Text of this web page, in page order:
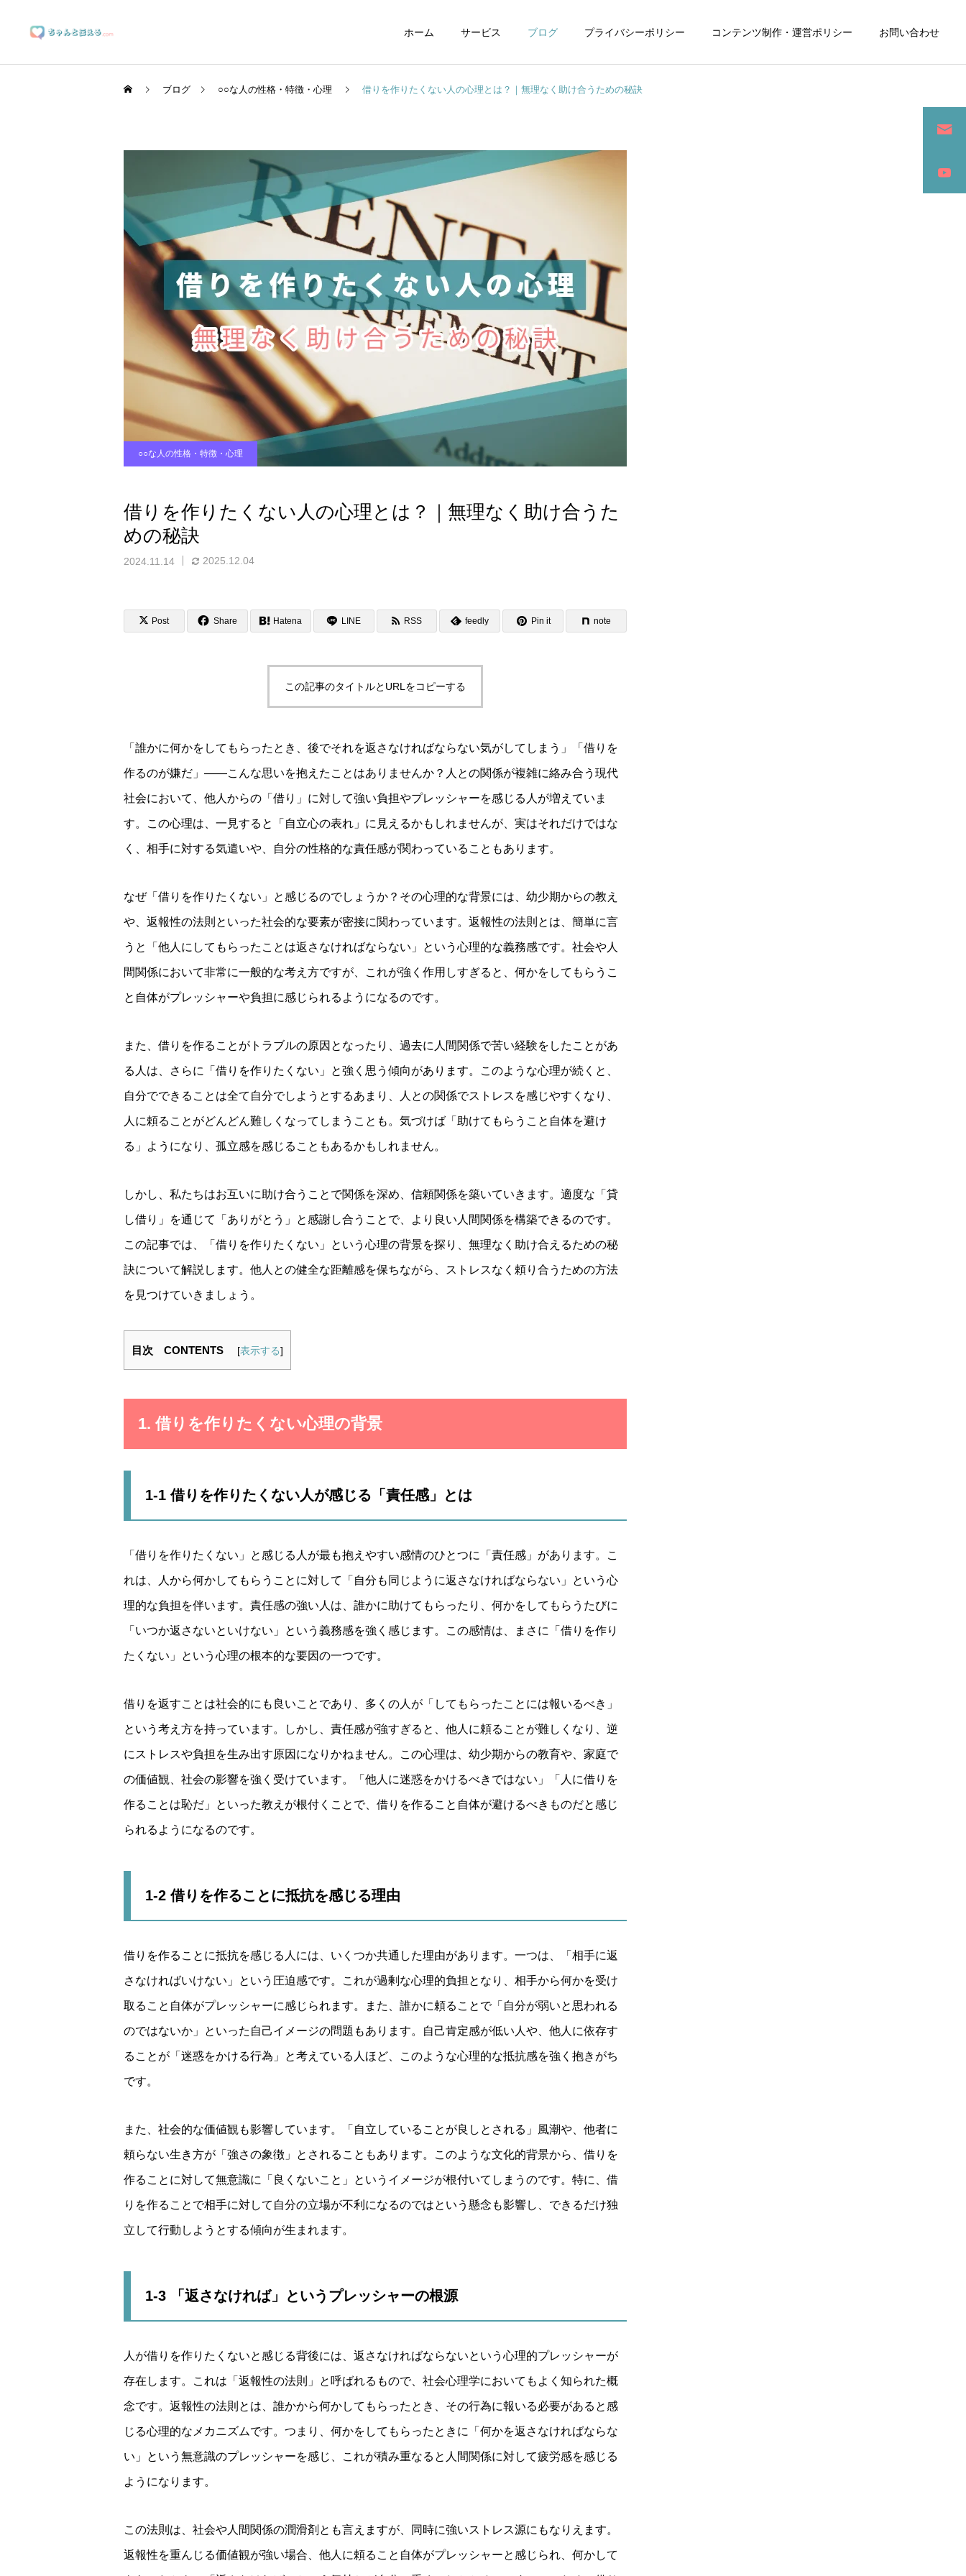
ホーム サービス ブログ プライバシーポリシー コンテンツ制作・運営ポリシー お問い合わせ
ブランディングサポート WEBデザイン
動画制作編集
ブログ ○○な人の性格・特徴・心理 借りを作りたくない人の心理とは？｜無理なく助け合うための秘訣
○○な人の性格・特徴・心理
借りを作りたくない人の心理とは？｜無理なく助け合うた
めの秘訣
2024.11.14 2025.12.04
Post Share Hatena LINE RSS feedly Pin it note
この記事のタイトルとURLをコピーする
「誰かに何かをしてもらったとき、後でそれを返さなければならない気がしてしまう」「借りを
作るのが嫌だ」——こんな思いを抱えたことはありませんか？人との関係が複雑に絡み合う現代
社会において、他人からの「借り」に対して強い負担やプレッシャーを感じる人が増えていま
す。この心理は、一見すると「自立心の表れ」に見えるかもしれませんが、実はそれだけではな
く、相手に対する気遣いや、自分の性格的な責任感が関わっていることもあります。
なぜ「借りを作りたくない」と感じるのでしょうか？その心理的な背景には、幼少期からの教え
や、返報性の法則といった社会的な要素が密接に関わっています。返報性の法則とは、簡単に言
うと「他人にしてもらったことは返さなければならない」という心理的な義務感です。社会や人
間関係において非常に一般的な考え方ですが、これが強く作用しすぎると、何かをしてもらうこ
と自体がプレッシャーや負担に感じられるようになるのです。
また、借りを作ることがトラブルの原因となったり、過去に人間関係で苦い経験をしたことがあ
る人は、さらに「借りを作りたくない」と強く思う傾向があります。このような心理が続くと、
自分でできることは全て自分でしようとするあまり、人との関係でストレスを感じやすくなり、
人に頼ることがどんどん難しくなってしまうことも。気づけば「助けてもらうこと自体を避け
る」ようになり、孤立感を感じることもあるかもしれません。
しかし、私たちはお互いに助け合うことで関係を深め、信頼関係を築いていきます。適度な「貸
し借り」を通じて「ありがとう」と感謝し合うことで、より良い人間関係を構築できるのです。
この記事では、「借りを作りたくない」という心理の背景を探り、無理なく助け合えるための秘
訣について解説します。他人との健全な距離感を保ちながら、ストレスなく頼り合うための方法
を見つけていきましょう。
目次 CONTENTS [表示する]
1. 借りを作りたくない心理の背景
1-1 借りを作りたくない人が感じる「責任感」とは
「借りを作りたくない」と感じる人が最も抱えやすい感情のひとつに「責任感」があります。こ
れは、人から何かしてもらうことに対して「自分も同じように返さなければならない」という心
理的な負担を伴います。責任感の強い人は、誰かに助けてもらったり、何かをしてもらうたびに
「いつか返さないといけない」という義務感を強く感じます。この感情は、まさに「借りを作り
たくない」という心理の根本的な要因の一つです。
借りを返すことは社会的にも良いことであり、多くの人が「してもらったことには報いるべき」
という考え方を持っています。しかし、責任感が強すぎると、他人に頼ることが難しくなり、逆
にストレスや負担を生み出す原因になりかねません。この心理は、幼少期からの教育や、家庭で
の価値観、社会の影響を強く受けています。「他人に迷惑をかけるべきではない」「人に借りを
作ることは恥だ」といった教えが根付くことで、借りを作ること自体が避けるべきものだと感じ
られるようになるのです。
1-2 借りを作ることに抵抗を感じる理由
借りを作ることに抵抗を感じる人には、いくつか共通した理由があります。一つは、「相手に返
さなければいけない」という圧迫感です。これが過剰な心理的負担となり、相手から何かを受け
取ること自体がプレッシャーに感じられます。また、誰かに頼ることで「自分が弱いと思われる
のではないか」といった自己イメージの問題もあります。自己肯定感が低い人や、他人に依存す
ることが「迷惑をかける行為」と考えている人ほど、このような心理的な抵抗感を強く抱きがち
です。
また、社会的な価値観も影響しています。「自立していることが良しとされる」風潮や、他者に
頼らない生き方が「強さの象徴」とされることもあります。このような文化的背景から、借りを
作ることに対して無意識に「良くないこと」というイメージが根付いてしまうのです。特に、借
りを作ることで相手に対して自分の立場が不利になるのではという懸念も影響し、できるだけ独
立して行動しようとする傾向が生まれます。
1-3 「返さなければ」というプレッシャーの根源
人が借りを作りたくないと感じる背後には、返さなければならないという心理的プレッシャーが
存在します。これは「返報性の法則」と呼ばれるもので、社会心理学においてもよく知られた概
念です。返報性の法則とは、誰かから何かしてもらったとき、その行為に報いる必要があると感
じる心理的なメカニズムです。つまり、何かをしてもらったときに「何かを返さなければならな
い」という無意識のプレッシャーを感じ、これが積み重なると人間関係に対して疲労感を感じる
ようになります。
この法則は、社会や人間関係の潤滑剤とも言えますが、同時に強いストレス源にもなりえます。
返報性を重んじる価値観が強い場合、他人に頼ること自体がプレッシャーと感じられ、何かして